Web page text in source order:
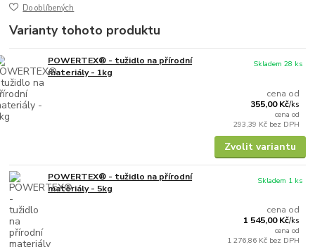
Do oblíbených
Varianty tohoto produktu
POWERTEX® - tužidlo na přírodní
materiály - 1kg
cena od
355,00 Kč/ks
cena od
293,39 Kč bez DPH
Skladem 28 ks
Zvolit variantu
POWERTEX® - tužidlo na přírodní
materiály - 5kg
cena od
1 545,00 Kč/ks
cena od
1 276,86 Kč bez DPH
Skladem 1 ks